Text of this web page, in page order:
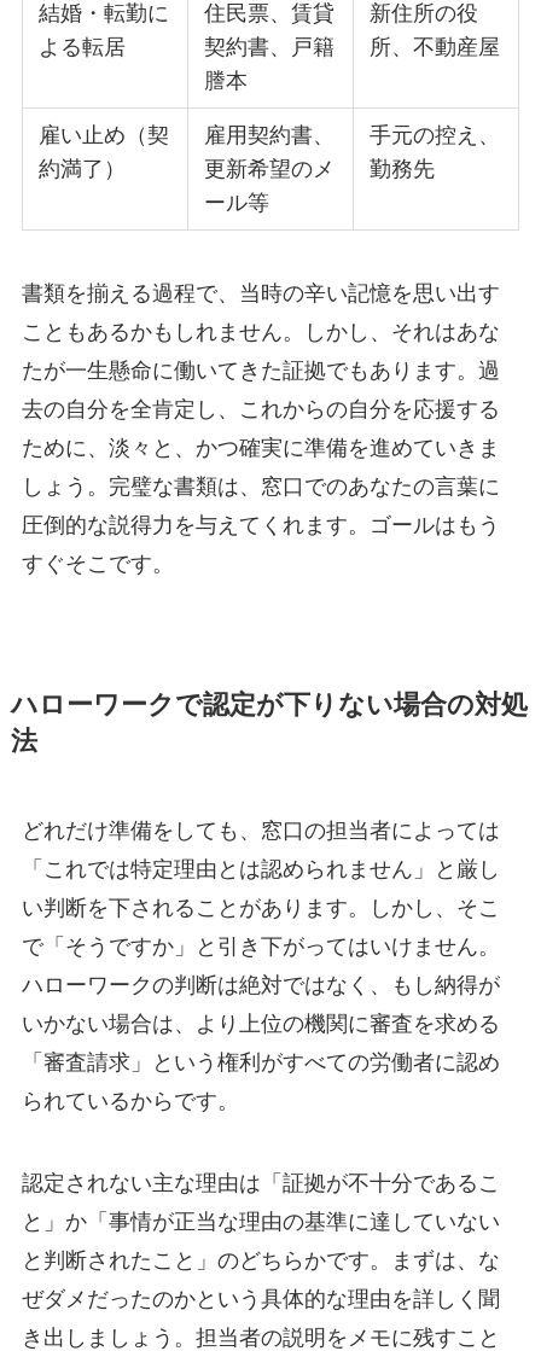
結婚・転勤に
よる転居
住民票、賃貸
契約書、戸籍
謄本
新住所の役
所、不動産屋
雇い止め（契
約満了）
雇用契約書、
更新希望のメ
ール等
手元の控え、
勤務先
書類を揃える過程で、当時の辛い記憶を思い出す
こともあるかもしれません。しかし、それはあな
たが一生懸命に働いてきた証拠でもあります。過
去の自分を全肯定し、これからの自分を応援する
ために、淡々と、かつ確実に準備を進めていきま
しょう。完璧な書類は、窓口でのあなたの言葉に
圧倒的な説得力を与えてくれます。ゴールはもう
すぐそこです。
ハローワークで認定が下りない場合の対処
法
どれだけ準備をしても、窓口の担当者によっては
「これでは特定理由とは認められません」と厳し
い判断を下されることがあります。しかし、そこ
で「そうですか」と引き下がってはいけません。
ハローワークの判断は絶対ではなく、もし納得が
いかない場合は、より上位の機関に審査を求める
「審査請求」という権利がすべての労働者に認め
られているからです。
認定されない主な理由は「証拠が不十分であるこ
と」か「事情が正当な理由の基準に達していない
と判断されたこと」のどちらかです。まずは、な
ぜダメだったのかという具体的な理由を詳しく聞
き出しましょう。担当者の説明をメモに残すこと